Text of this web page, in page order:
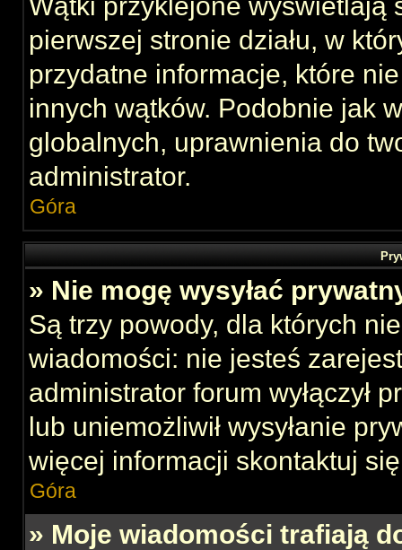
pierwszej stronie działu, w
przydatne informacje, które
innych wątków. Podobnie jak
globalnych, uprawnienia do
administrator.
Góra
» Nie mogę wysyłać
Są trzy powody, dla których
wiadomości: nie jesteś
administrator forum wyłączył
lub uniemożliwił wysyłanie
więcej informacji skontaktuj
Góra
» Moje wiadomości trafiają